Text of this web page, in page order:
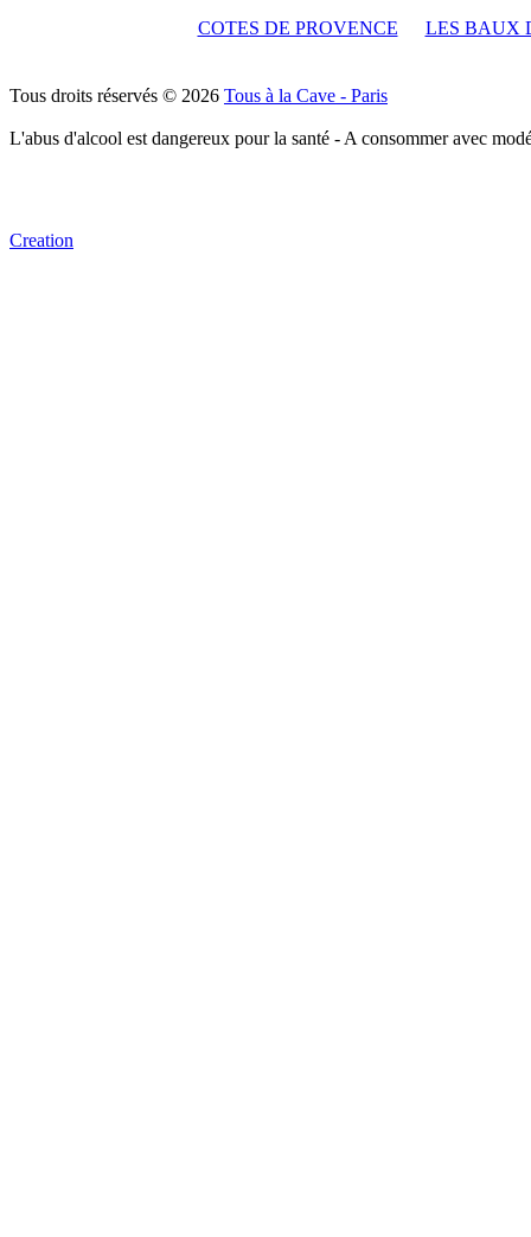
COTES DE PROVENCE LES BAUX
Tous droits réservés © 2026 Tous à la Cave - Paris
L'abus d'alcool est dangereux pour la santé - A consommer avec
Creation